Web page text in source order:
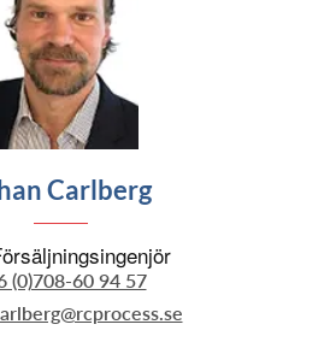
Carlberg
(0)708-60 94 57